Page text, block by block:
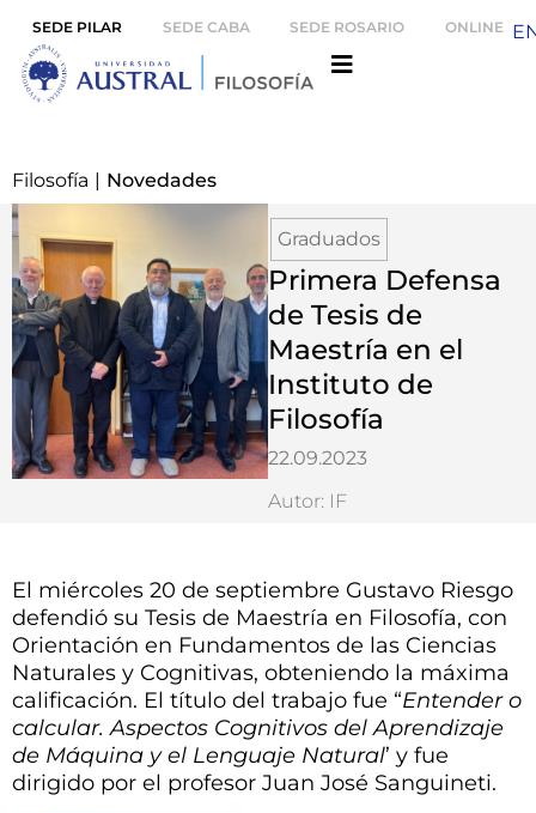
SEDE PILAR SEDE CABA SEDE ROSARIO ONLINE
Filosofía | Novedades
Graduados
Primera Defensa
de Tesis de
Maestría en el
Instituto de
Filosofía
22.09.2023
Autor: IF
El miércoles 20 de septiembre Gustavo Riesgo
defendió su Tesis de Maestría en Filosofía, con
Orientación en Fundamentos de las Ciencias
Naturales y Cognitivas, obteniendo la máxima
calificación. El título del trabajo fue “Entender o
calcular. Aspectos Cognitivos del Aprendizaje
de Máquina y el Lenguaje Natural’ y fue
dirigido por el profesor Juan José Sanguineti.